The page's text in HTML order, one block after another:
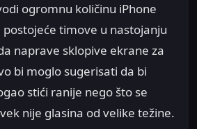
ogromnu količinu iPhone
timove u nastojanju
naprave sklopive ekrane za
bi moglo sugerisati da bi
stići ranije nego što se
nije glasina od velike težine.